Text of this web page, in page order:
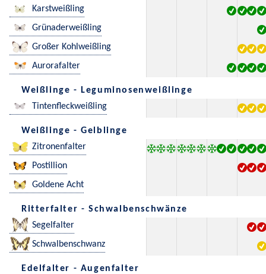
Karstweißling
Grünaderweißling
Großer Kohlweißling
Aurorafalter
Weißlinge - Leguminosenweißlinge
Tintenfleckweißling
Weißlinge - Gelblinge
Zitronenfalter
Postillion
Goldene Acht
Ritterfalter - Schwalbenschwänze
Segelfalter
Schwalbenschwanz
Edelfalter - Augenfalter